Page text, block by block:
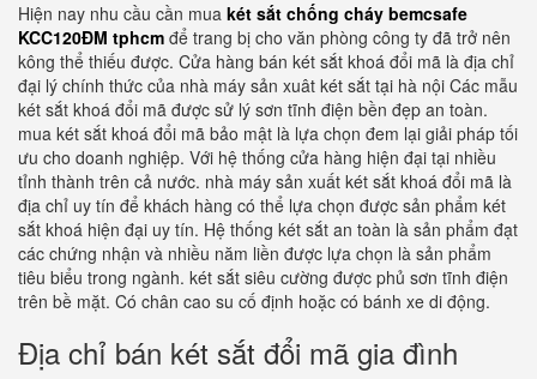
Hiện nay nhu cầu cần mua két sắt chống cháy bemcsafe
KCC120ĐM tphcm để trang bị cho văn phòng công ty đã trở nên
kông thể thiếu được. Cửa hàng bán két sắt khoá đổi mã là địa chỉ
đại lý chính thức của nhà máy sản xuât két sắt tại hà nội Các mẫu
két sắt khoá đổi mã được sử lý sơn tĩnh điện bền đẹp an toàn.
mua két sắt khoá đổi mã bảo mật là lựa chọn đem lại giải pháp tối
ưu cho doanh nghiệp. Với hệ thống cửa hàng hiện đại tại nhiều
tỉnh thành trên cả nước. nhà máy sản xuất két sắt khoá đổi mã là
địa chỉ uy tín để khách hàng có thể lựa chọn được sản phẩm két
sắt khoá hiện đại uy tín. Hệ thống két sắt an toàn là sản phẩm đạt
các chứng nhận và nhiều năm liền được lựa chọn là sản phẩm
tiêu biểu trong ngành. két sắt siêu cường được phủ sơn tĩnh điện
trên bề mặt. Có chân cao su cố định hoặc có bánh xe di động.
Địa chỉ bán két sắt đổi mã gia đình